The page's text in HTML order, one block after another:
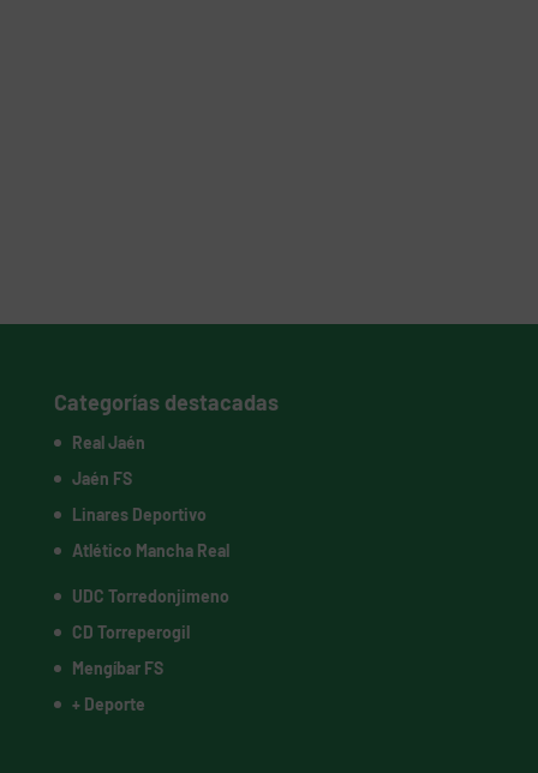
Categorías destacadas
Real Jaén
Jaén FS
Linares Deportivo
Atlético Mancha Real
UDC Torredonjimeno
CD Torreperogil
Mengíbar FS
+ Deporte